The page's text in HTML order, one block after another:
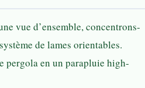
vue d’ensemble, concentrons-
de lames orientables.
pergola en un parapluie high-